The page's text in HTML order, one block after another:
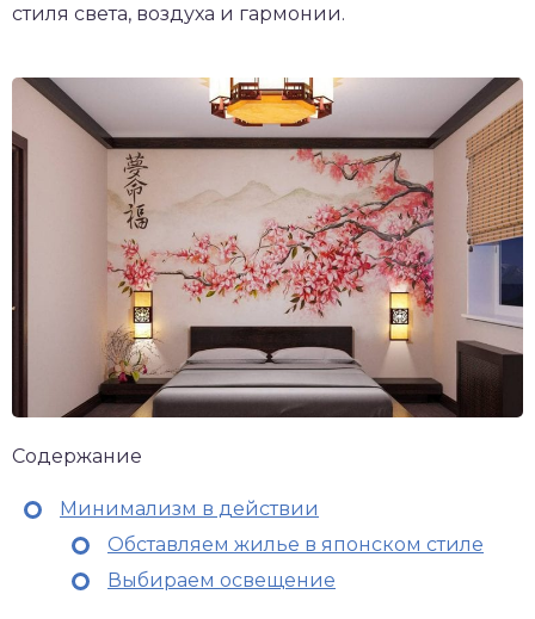
стиля света, воздуха и гармонии.
Содержание
Минимализм в действии
Обставляем жилье в японском стиле
Выбираем освещение